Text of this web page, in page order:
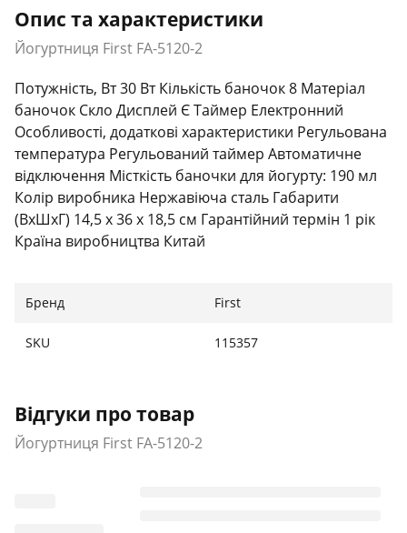
Опис та характеристики
Йогуртниця First FA-5120-2
Потужність, Вт 30 Вт Кількість баночок 8 Матеріал
баночок Скло Дисплей Є Таймер Електронний
Особливості, додаткові характеристики Регульована
температура Регульований таймер Автоматичне
відключення Місткість баночки для йогурту: 190 мл
Колір виробника Нержавіюча сталь Габарити
(ВхШхГ) 14,5 х 36 х 18,5 см Гарантійний термін 1 рік
Країна виробництва Китай
Бренд First
SKU 115357
Відгуки про товар
Йогуртниця First FA-5120-2